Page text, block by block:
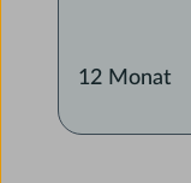
12 Monat